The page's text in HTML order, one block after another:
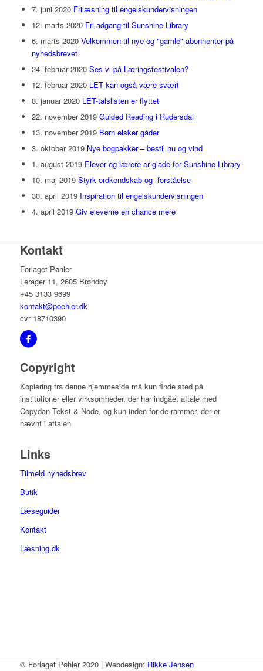
7. juni 2020 Frilæsning til engelskundervisningen
12. marts 2020 Fri adgang til Sunshine Library
6. marts 2020 Velkommen til nye og "gamle" abonnenter på
nyhedsbrevet
24. februar 2020 Ses vi på Læringsfestivalen?
12. februar 2020 LET kan også være svært
8. januar 2020 LET-talslisten er flyttet
22. november 2019 Guided Reading i Rudersdal
13. november 2019 Børn elsker gåder
3. oktober 2019 Nye bogpakker – bestil nu og vind
1. august 2019 Elever og lærere er glade for Sunshine Library
10. maj 2019 Styrk ordkendskab og -forståelse
30. april 2019 Inspiration til engelskundervisningen
4. april 2019 Giv eleverne en chance mere
Kontakt
Forlaget Pøhler
Lerager 11, 2605 Brøndby
+45 3133 9699
kontakt@poehler.dk
cvr 18710390
Copyright
Kopiering fra denne hjemmeside må kun finde sted på
institutioner eller virksomheder, der har indgået aftale med
Copydan Tekst & Node, og kun inden for de rammer, der er
nævnt i aftalen
Links
Tilmeld nyhedsbrev
Butik
Læseguider
Kontakt
Læsning.dk
© Forlaget Pøhler 2020 | Webdesign: Rikke Jensen